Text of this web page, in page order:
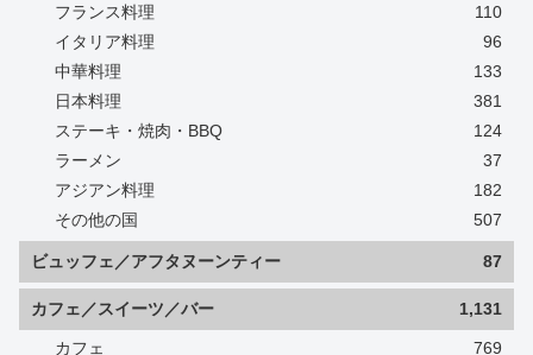
フランス料理
110
イタリア料理
96
中華料理
133
日本料理
381
ステーキ・焼肉・BBQ
124
ラーメン
37
アジアン料理
182
その他の国
507
ビュッフェ／アフタヌーンティー 87
カフェ／スイーツ／バー 1,131
カフェ
769